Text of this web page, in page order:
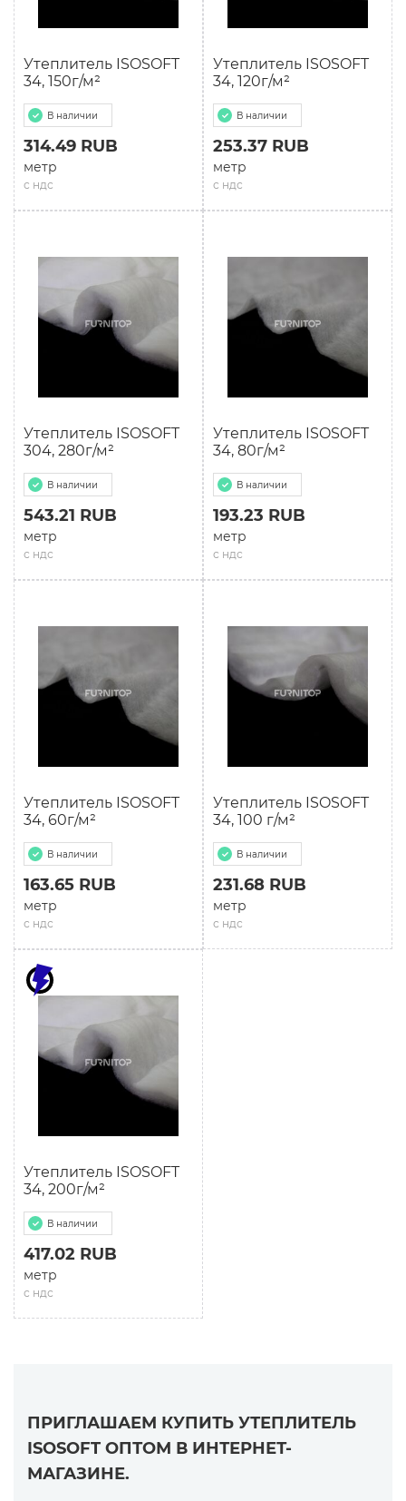
Утеплитель ISOSOFT
34, 150г/м²
В наличии
с ндс
314.49 RUB
метр
Утеплитель ISOSOFT
34, 120г/м²
В наличии
с ндс
253.37 RUB
метр
Утеплитель ISOSOFT
304, 280г/м²
В наличии
с ндс
543.21 RUB
метр
Утеплитель ISOSOFT
34, 80г/м²
В наличии
с ндс
193.23 RUB
метр
Утеплитель ISOSOFT
34, 60г/м²
В наличии
с ндс
163.65 RUB
метр
Утеплитель ISOSOFT
34, 100 г/м²
В наличии
с ндс
231.68 RUB
метр
Утеплитель ISOSOFT
34, 200г/м²
В наличии
с ндс
417.02 RUB
метр
ПРИГЛАШАЕМ КУПИТЬ УТЕПЛИТЕЛЬ
ISOSOFT ОПТОМ В ИНТЕРНЕТ-
МАГАЗИНЕ.